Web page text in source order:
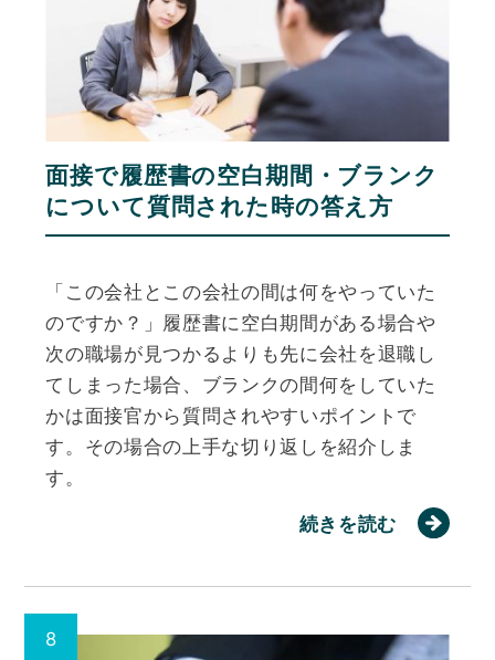
面接で履歴書の空白期間・ブランク
について質問された時の答え方
「この会社とこの会社の間は何をやっていた
のですか？」履歴書に空白期間がある場合や
次の職場が見つかるよりも先に会社を退職し
てしまった場合、ブランクの間何をしていた
かは面接官から質問されやすいポイントで
す。その場合の上手な切り返しを紹介しま
す。
続きを読む